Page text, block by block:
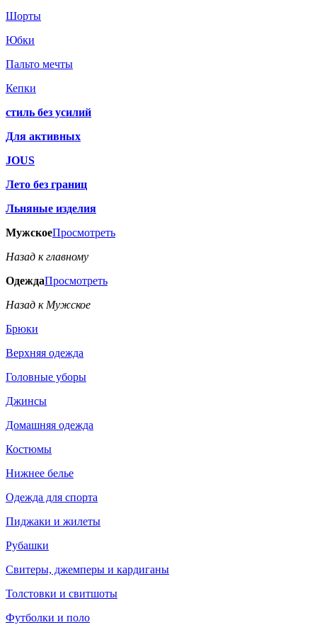
Шорты
Юбки
Пальто мечты
Кепки
стиль без усилий
Для активных
JOUS
Лето без границ
Льняные изделия
МужскоеПросмотреть
Назад к главному
ОдеждаПросмотреть
Назад к Мужское
Брюки
Верхняя одежда
Головные уборы
Джинсы
Домашняя одежда
Костюмы
Нижнее белье
Одежда для спорта
Пиджаки и жилеты
Рубашки
Свитеры, джемперы и кардиганы
Толстовки и свитшоты
Футболки и поло